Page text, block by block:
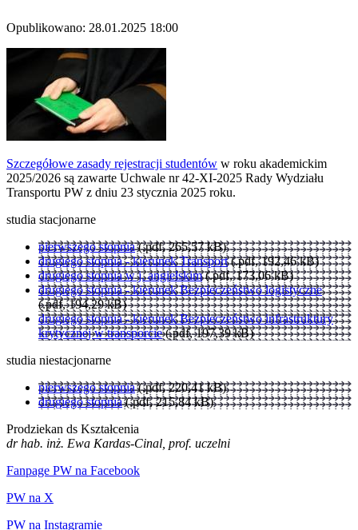
Opublikowano: 28.01.2025 18:00
Szczegółowe zasady rejestracji studentów w roku akademickim
2025/2026 są zawarte Uchwale nr 42-XI-2025 Rady Wydziału
Transportu PW z dniu 23 stycznia 2025 roku.
studia stacjonarne
pierwszego stopnia(.pdf, 265,57 kB)
drugiego stopnia - kierunek Transport(.pdf, 192,46 kB)
drugiego stopnia w j. angielskim(.pdf, 173,06 kB)
drugiego stopnia - kierunek Bezpieczeństwo logistyczne
(.pdf, 194,29 kB)
drugiego stopnia - kierunek Bezpieczeństwo infrastruktury
krytycznej w transporcie(.pdf, 197,39 kB)
studia niestacjonarne
pierwszego stopnia(.pdf, 220,41 kB)
drugiego stopnia(.pdf, 215,84 kB)
Prodziekan ds Kształcenia
dr hab. inż. Ewa Kardas-Cinal, prof. uczelni
Fanpage PW na Facebook
PW na X
PW na Instagramie